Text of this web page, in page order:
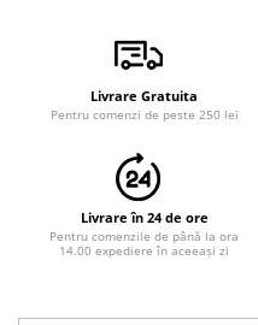
Livrare Gratuita
Pentru comenzi de peste 250 lei
Livrare în 24 de ore
Pentru comenzile de până la ora
14.00 expediere în aceeași zi